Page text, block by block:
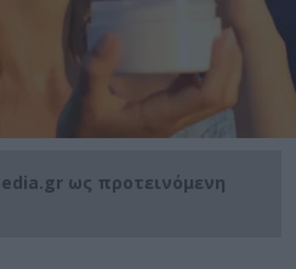
ως προτεινόμενη